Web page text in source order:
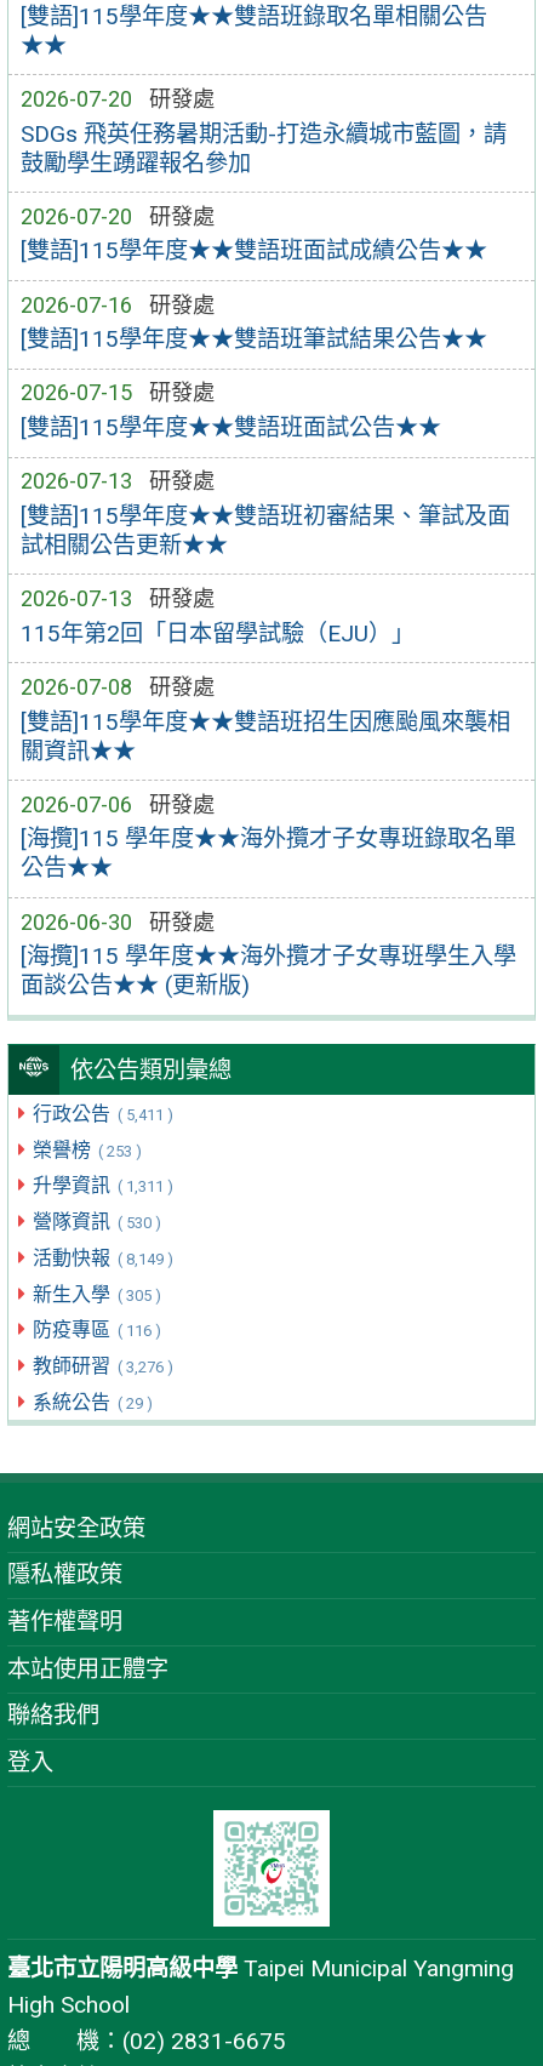
[雙語]115學年度★★雙語班錄取名單相關公告
★★
2026-07-20 研發處
SDGs 飛英任務暑期活動-打造永續城市藍圖，請
鼓勵學生踴躍報名參加
2026-07-20 研發處
[雙語]115學年度★★雙語班面試成績公告★★
2026-07-16 研發處
[雙語]115學年度★★雙語班筆試結果公告★★
2026-07-15 研發處
[雙語]115學年度★★雙語班面試公告★★
2026-07-13 研發處
[雙語]115學年度★★雙語班初審結果、筆試及面
試相關公告更新★★
2026-07-13 研發處
115年第2回「日本留學試驗（EJU）」
2026-07-08 研發處
[雙語]115學年度★★雙語班招生因應颱風來襲相
關資訊★★
2026-07-06 研發處
[海攬]115 學年度★★海外攬才子女專班錄取名單
公告★★
2026-06-30 研發處
[海攬]115 學年度★★海外攬才子女專班學生入學
面談公告★★ (更新版)
依公告類別彙總
行政公告 ( 5,411 )
榮譽榜 ( 253 )
升學資訊 ( 1,311 )
營隊資訊 ( 530 )
活動快報 ( 8,149 )
新生入學 ( 305 )
防疫專區 ( 116 )
教師研習 ( 3,276 )
系統公告 ( 29 )
網站安全政策
隱私權政策
著作權聲明
本站使用正體字
聯絡我們
登入
臺北市立陽明高級中學 Taipei Municipal Yangming
High School
總 機：(02) 2831-6675